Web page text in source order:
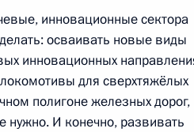
инновационные сектора
осваивать новые виды
инновационных
для сверхтяжёлых
полигоне железных дорог,
нужно. И конечно, развивать